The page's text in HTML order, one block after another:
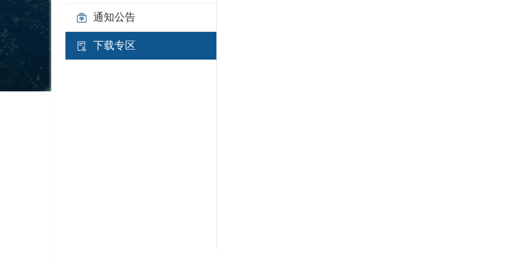
通知公告
下载专区